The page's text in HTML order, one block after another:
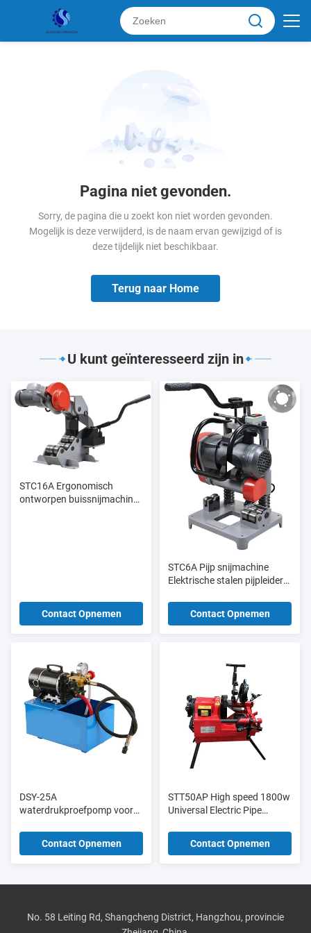
Pagina niet gevonden.
Sorry, de pagina die u zoekt kon niet worden gevonden.
Mogelijk is deze verwijderd, is de naam ervan gewijzigd of is
deze tijdelijk niet beschikbaar.
Terug naar Home
U kunt geïnteresseerd zijn in
STC16A Ergonomisch
ontworpen buissnijmachine
Contact Opnemen
STC6A Pijp snijmachine
Elektrische stalen pijpleider
Contact Opnemen
DSY-25A
waterdrukproefpomp voor
Contact Opnemen
STT50AP High speed 1800w
Universal Electric Pipe
voor pijp
Contact Opnemen
No. 58 Leiting Rd, Shangcheng District, Hangzhou, provincie